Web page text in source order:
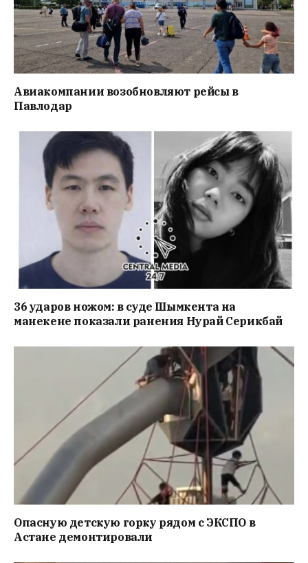
Авиакомпании возобновляют рейсы в
Павлодар
36 ударов ножом: в суде Шымкента на
манекене показали ранения Нурай Серикбай
Опасную детскую горку рядом с ЭКСПО в
Астане демонтировали